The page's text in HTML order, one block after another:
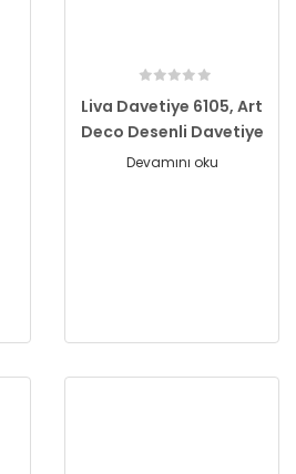
Liva Davetiye 6105, Art
Deco Desenli Davetiye
Devamını oku